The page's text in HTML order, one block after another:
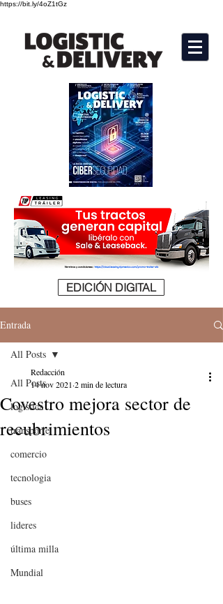
https://bit.ly/4oZ1tGz
EDICIÓN DIGITAL
Entrada
All Posts
logistica
transporte
comercio
tecnologia
buses
lideres
última milla
Mundial
All Posts
Covestro mejora sector de
recubrimientos
Redacción
14 nov 2021 2 min de lectura